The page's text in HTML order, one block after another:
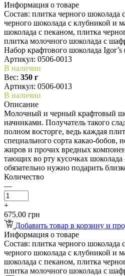
Информация о товаре
Состав: плитка черного шоколада
черного шоколада с клубникой и
шоколада с пеканом, плитка
плитка молочного шоколада с
Набор крафтового шоколада
Артикул: 0506-0013
В наличии
Вес: 350 г
Артикул: 0506-0013
В наличии
Описание
Молочный и черный крафтовый
начинками. Получатель такого
полном восторге, ведь каждая
специального сорта какао-бобов,
жиров и прочих вредных
тающих во рту кусочках шоколада
обязательно нужно подарить
Количество
—
+
675.00 грн
Добавить товар в корзину и
Информация о товаре
Состав: плитка черного шоколада
черного шоколада с клубникой и
шоколада с пеканом, плитка
плитка молочного шоколада с